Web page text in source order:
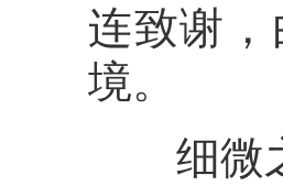
连致谢
境。
细微之